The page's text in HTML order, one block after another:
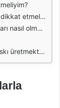
etmeliyim?
olmalı?